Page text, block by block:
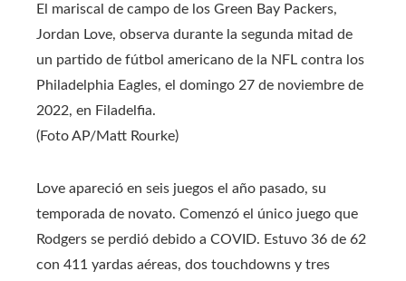
El mariscal de campo de los Green Bay Packers,
Jordan Love, observa durante la segunda mitad de
un partido de fútbol americano de la NFL contra los
Philadelphia Eagles, el domingo 27 de noviembre de
2022, en Filadelfia.
(Foto AP/Matt Rourke)
Love apareció en seis juegos el año pasado, su
temporada de novato. Comenzó el único juego que
Rodgers se perdió debido a COVID. Estuvo 36 de 62
con 411 yardas aéreas, dos touchdowns y tres